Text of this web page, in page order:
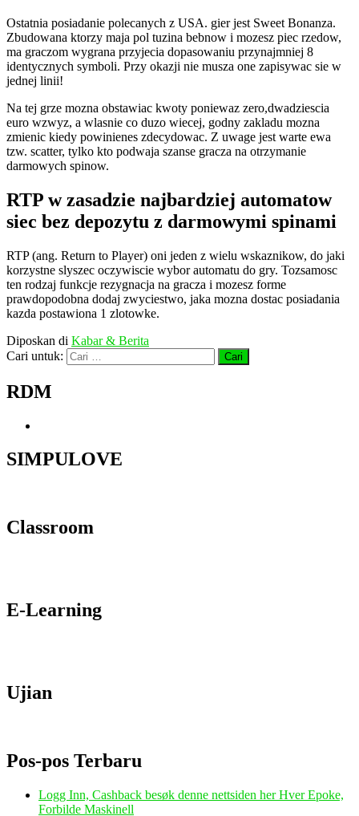
Ostatnia posiadanie polecanych z USA. gier jest Sweet Bonanza.
Zbudowana ktorzy maja pol tuzina bebnow i mozesz piec rzedow,
ma graczom wygrana przyjecia dopasowaniu przynajmniej 8
identycznych symboli. Przy okazji nie musza one zapisywac sie w
jednej linii!
Na tej grze mozna obstawiac kwoty poniewaz zero,dwadziescia
euro wzwyz, a wlasnie co duzo wiecej, godny zakladu mozna
zmienic kiedy powinienes zdecydowac. Z uwage jest warte ewa
tzw. scatter, tylko kto podwaja szanse gracza na otrzymanie
darmowych spinow.
RTP w zasadzie najbardziej automatow
siec bez depozytu z darmowymi spinami
RTP (ang. Return to Player) oni jeden z wielu wskaznikow, do jaki
korzystne slyszec oczywiscie wybor automatu do gry. Tozsamosc
ten rodzaj funkcje rezygnacja na gracza i mozesz forme
prawdopodobna dodaj zwyciestwo, jaka mozna dostac posiadania
kazda postawiona 1 zlotowke.
Diposkan di Kabar & Berita
Cari untuk:
RDM
SIMPULOVE
Classroom
E-Learning
Ujian
Pos-pos Terbaru
Logg Inn, Cashback besøk denne nettsiden her Hver Epoke,
Forbilde Maskinell